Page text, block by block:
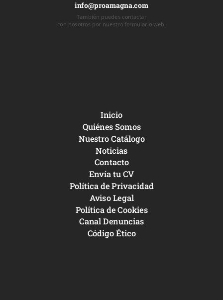
info@proamagna.com
También puedes contactar
con nosotros por nuestro formulario web.
Inicio
Quiénes Somos
Nuestro Catálogo
Noticias
Contacto
Envía tu CV
Política de Privacidad
Aviso Legal
Política de Cookies
Canal Denuncias
Código Ético